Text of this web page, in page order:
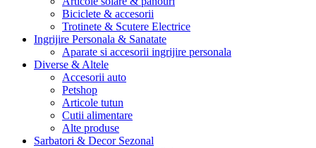
Biciclete & accesorii
Trotinete & Scutere Electrice
Ingrijire Personala & Sanatate
Aparate si accesorii ingrijire personala
Diverse & Altele
Accesorii auto
Petshop
Articole tutun
Cutii alimentare
Alte produse
Sarbatori & Decor Sezonal